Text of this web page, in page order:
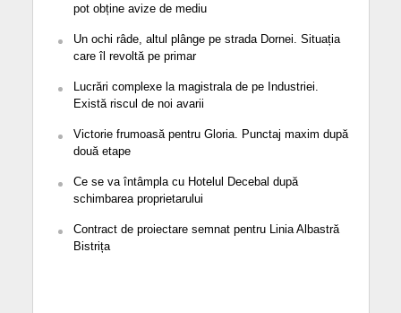
pot obține avize de mediu
Un ochi râde, altul plânge pe strada Dornei. Situația
care îl revoltă pe primar
Lucrări complexe la magistrala de pe Industriei.
Există riscul de noi avarii
Victorie frumoasă pentru Gloria. Punctaj maxim după
două etape
Ce se va întâmpla cu Hotelul Decebal după
schimbarea proprietarului
Contract de proiectare semnat pentru Linia Albastră
Bistrița